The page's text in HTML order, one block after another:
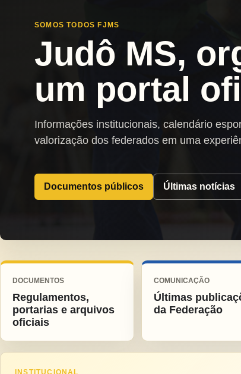
SOMOS TODOS FJMS
Judô MS,
um portal
Informações institucionais, calendário
valorização dos federados em uma
Documentos públicos Últimas notícias
DOCUMENTOS
Regulamentos,
portarias e arquivos
oficiais
COMUNICAÇÃO
Últimas
da Federação
INSTITUCIONAL